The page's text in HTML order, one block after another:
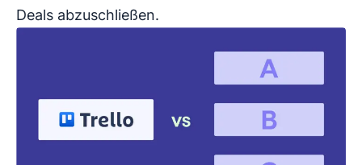
Deals abzuschließen.